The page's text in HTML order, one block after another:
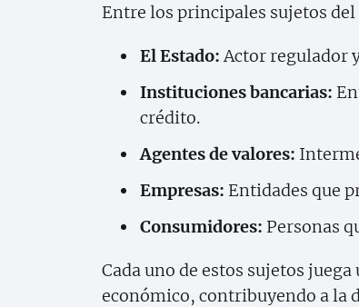
Entre los principales sujetos
El Estado: Actor regulador
Instituciones bancarias:
crédito.
Agentes de valores:
Empresas: Entidades que
Consumidores: Personas
Cada uno de estos sujetos
económico, contribuyendo a la